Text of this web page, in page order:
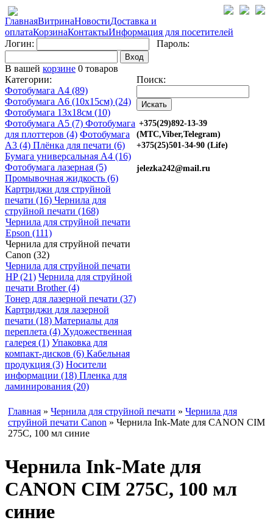
ГлавнаяВитринаНовостиДоставка и
оплатаКорзинаКонтактыИнформация для посетителей
Логин:
Пароль:
Вход
В вашей корзине 0 товаров
Категории:
Фотобумага A4 (89)
Фотобумага A6 (10х15см) (24)
Фотобумага 13х18см (10)
Фотобумага A5 (7) Фотобумага
для плоттеров (4) Фотобумага
A3 (4) Плёнка для печати (6)
Бумага универсальная A4 (16)
Фотобумага лазерная (5)
Промывочная жидкость (6)
Картриджи для струйной
печати (16) Чернила для
струйной печати (168)
Чернила для струйной печати
Epson (111)
Чернила для струйной печати
Canon (32)
Чернила для струйной печати
HP (21) Чернила для струйной
печати Brother (4)
Тонер для лазерной печати (37)
Картриджи для лазерной
печати (18) Материалы для
переплета (4) Художественная
галерея (1) Упаковка для
компакт-дисков (6) Кабельная
продукция (3) Носители
информации (18) Пленка для
ламинирования (20)
Поиск:
+375(29)892-13-39
(МТС,Viber,Telegram)
+375(25)501-34-90 (Life)
jelezka242@mail.ru
Главная » Чернила для струйной печати » Чернила для
струйной печати Canon » Чернила Ink-Mate для CANON CIM
275C, 100 мл синие
Чернила Ink-Mate для
CANON CIM 275C, 100 мл
синие